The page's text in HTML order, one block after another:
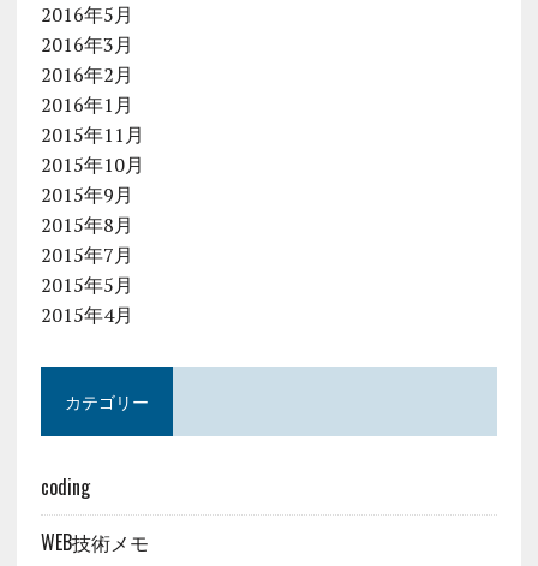
2016年5月
2016年3月
2016年2月
2016年1月
2015年11月
2015年10月
2015年9月
2015年8月
2015年7月
2015年5月
2015年4月
カテゴリー
coding
WEB技術メモ